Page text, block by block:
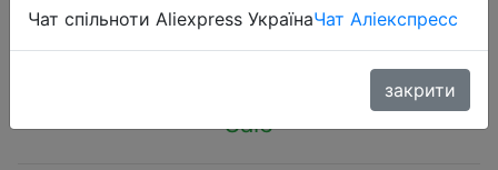
$3.29
Sale
Чат спільноти Aliexpress УкраїнаЧат Аліекспресс
закрити